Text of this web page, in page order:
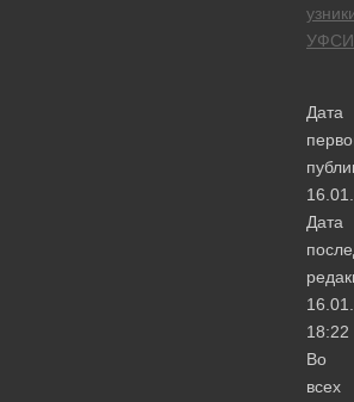
Дата
Дата
18:22
Во
всех